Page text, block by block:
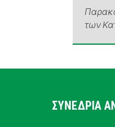
των
ΣΥΝΕΔΡΙΑ